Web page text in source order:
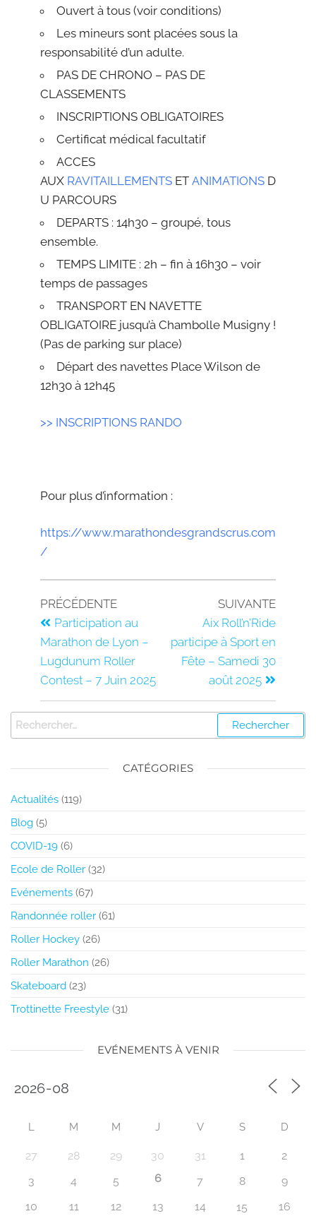
Ouvert à tous (voir conditions)
Les mineurs sont placées sous la
responsabilité d’un adulte.
PAS DE CHRONO – PAS DE
CLASSEMENTS
INSCRIPTIONS OBLIGATOIRES
Certificat médical facultatif
ACCES
AUX RAVITAILLEMENTSET ANIMATIONSD
U PARCOURS
DEPARTS : 14h30 – groupé, tous
ensemble.
TEMPS LIMITE : 2h – fin à 16h30 – voir
temps de passages
TRANSPORT EN NAVETTE
OBLIGATOIRE jusqu’à Chambolle Musigny !
(Pas de parking sur place)
Départ des navettes Place Wilson de
12h30 à 12h45
>> INSCRIPTIONS RANDO
Pour plus d’information :
https://www.marathondesgrandscrus.com
/
PRÉCÉDENTE
Participation au
Marathon de Lyon –
Lugdunum Roller
Contest – 7 Juin 2025
SUIVANTE
Aix Roll’n’Ride
participe à Sport en
Fête – Samedi 30
août 2025
CATÉGORIES
Actualités (119)
Blog (5)
COVID-19 (6)
Ecole de Roller (32)
Evénements (67)
Randonnée roller (61)
Roller Hockey (26)
Roller Marathon (26)
Skateboard (23)
Trottinette Freestyle (31)
EVÉNEMENTS À VENIR
L M M J V S D
27 28 29 30 31 1
2
3
4 5 6 7 8
9
10
11 12 13 14 15
16